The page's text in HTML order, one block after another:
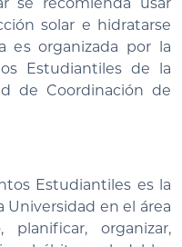
solar e hidratarse
es organizada por la
Estudiantiles de la
de Coordinación de
Estudiantiles es la
Universidad en el área
planificar, organizar,